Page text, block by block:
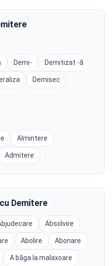
Demi- Demitizat -ă
Demisec
Almintere
Admitere
Demitere
Absolvire
Abolire Abonare
A băga la malaxoare